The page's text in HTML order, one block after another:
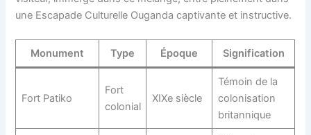
une Escapade Culturelle Ouganda captivante et instructive.
Monument Type Époque Signification
Fort Patiko
Fort
colonial
XIXe siècle
Témoin de la
colonisation
britannique